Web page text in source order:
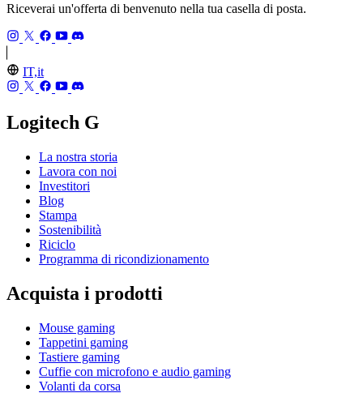
Riceverai un'offerta di benvenuto nella tua casella di posta.
IT,it
Logitech G
La nostra storia
Lavora con noi
Investitori
Blog
Stampa
Sostenibilità
Riciclo
Programma di ricondizionamento
Acquista i prodotti
Mouse gaming
Tappetini gaming
Tastiere gaming
Cuffie con microfono e audio gaming
Volanti da corsa